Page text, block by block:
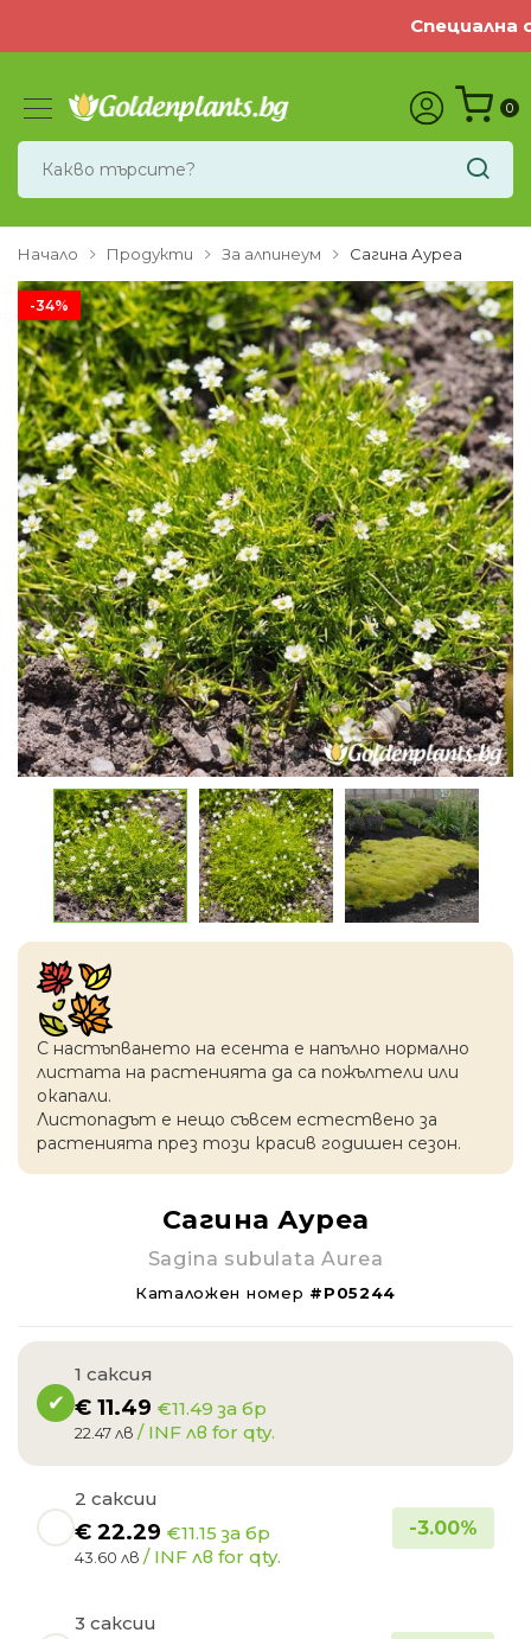
Специална
0
Начало Продукти За алпинеум Сагина Ауреа
-34%
С настъпването на есентa е напълно нормално
листата на растенията да са пожълтели или
окапaли.
Листопадът е нещо съвсем естествено за
растенията през този красив годишен сезон.
Сагина Ауреа
Sagina subulata Aurea
Каталожен номер #P05244
1 саксия
€ 11.49 €11.49 за бр
22.47 лв / INF лв for qty.
2 саксии
€ 22.29 €11.15 за бр
43.60 лв / INF лв for qty.
-3.00%
3 саксии